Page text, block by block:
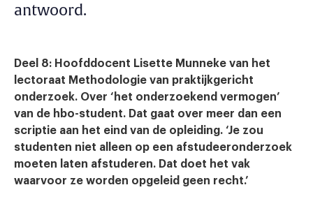
antwoord.
Deel 8: Hoofddocent Lisette Munneke van het
lectoraat Methodologie van praktijkgericht
onderzoek. Over ‘het onderzoekend vermogen’
van de hbo-student. Dat gaat over meer dan een
scriptie aan het eind van de opleiding. ‘Je zou
studenten niet alleen op een afstudeeronderzoek
moeten laten afstuderen. Dat doet het vak
waarvoor ze worden opgeleid geen recht.’